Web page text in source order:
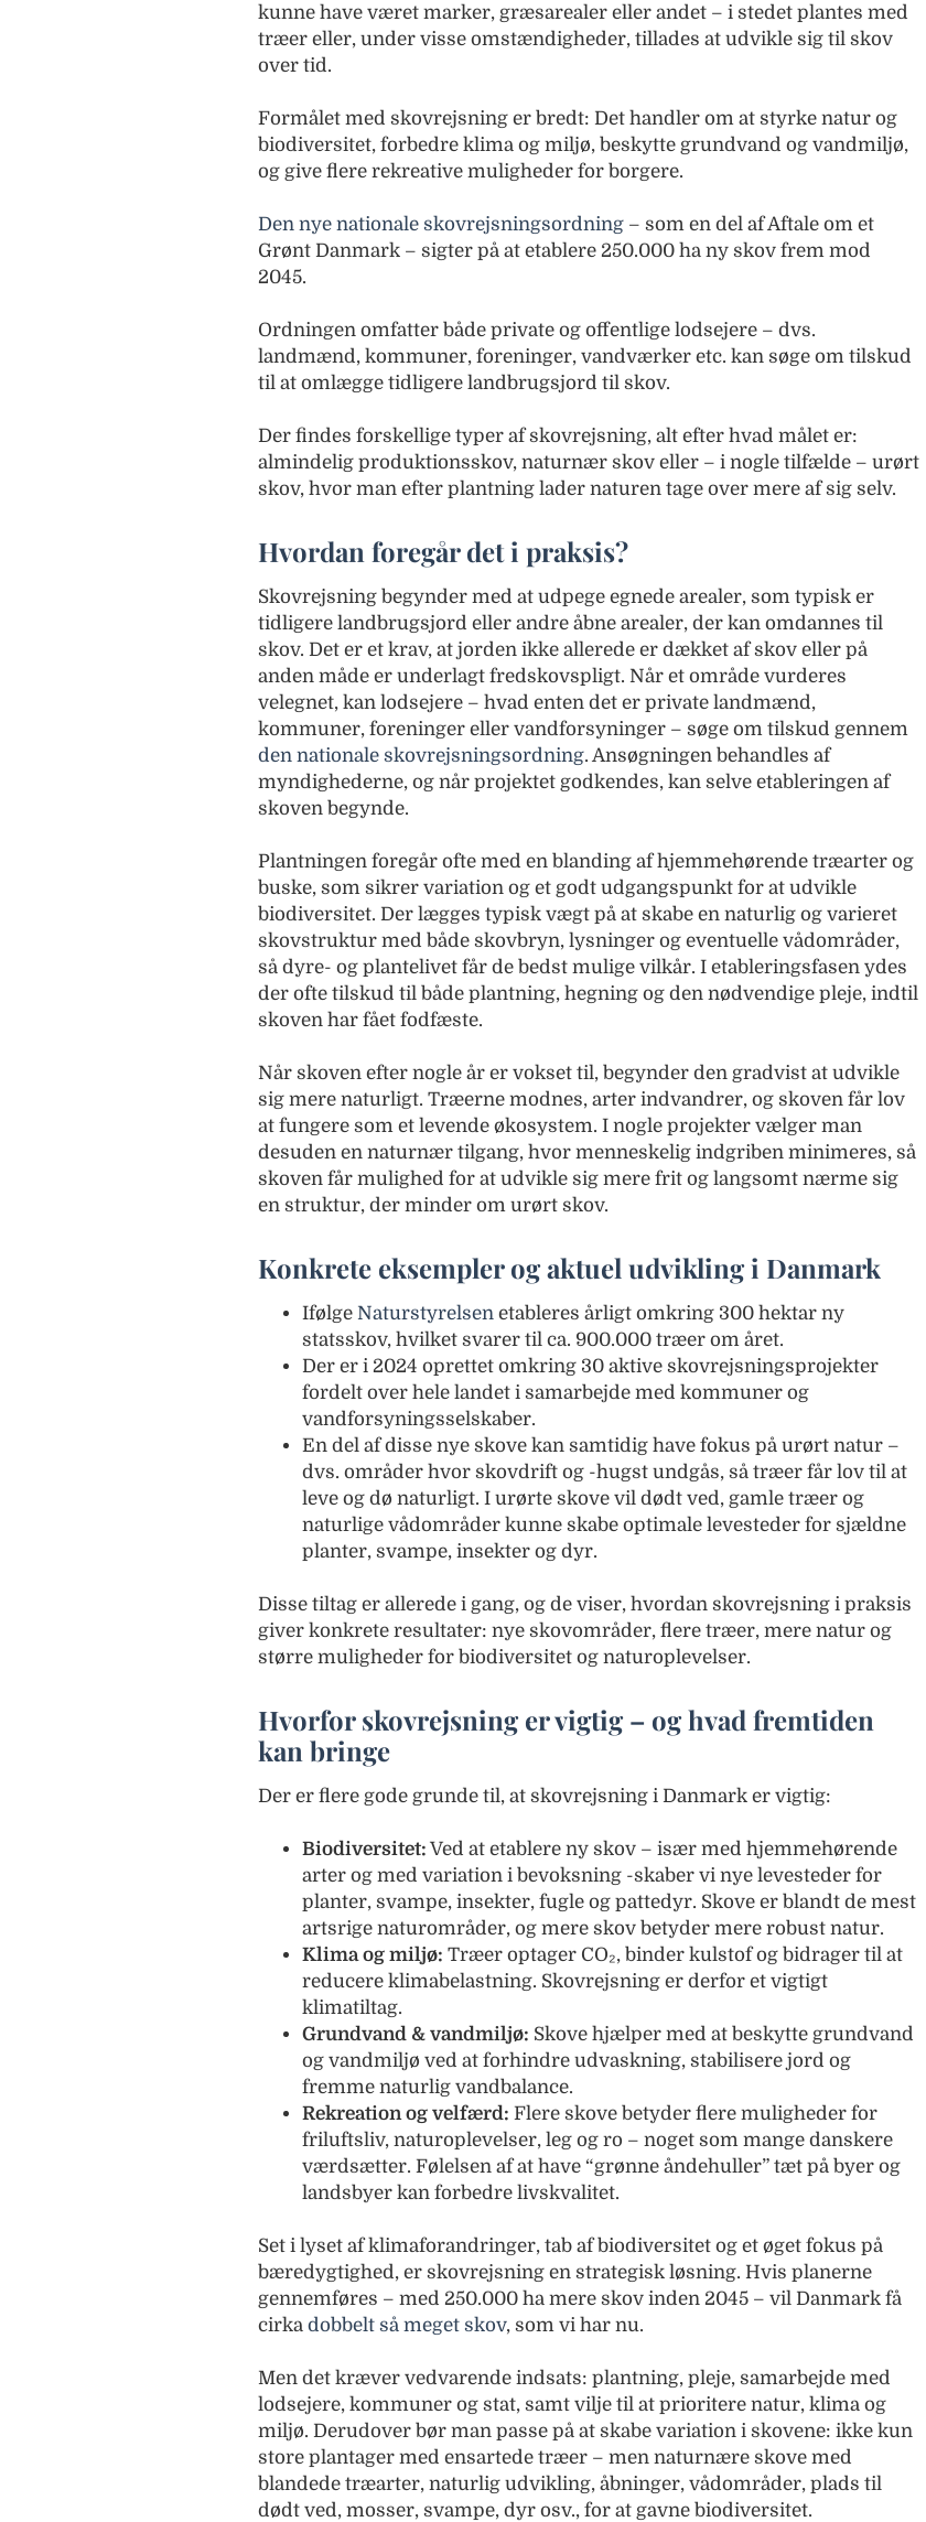
kunne have været marker, græsarealer eller andet – i stedet plantes med
træer eller, under visse omstændigheder, tillades at udvikle sig til skov
over tid.
Formålet med skovrejsning er bredt: Det handler om at styrke natur og
biodiversitet, forbedre klima og miljø, beskytte grundvand og vandmiljø,
og give flere rekreative muligheder for borgere.
Den nye nationale skovrejsningsordning– som en del af Aftale om et
Grønt Danmark – sigter på at etablere 250.000 ha ny skov frem mod
2045.
Ordningen omfatter både private og offentlige lodsejere – dvs.
landmænd, kommuner, foreninger, vandværker etc. kan søge om tilskud
til at omlægge tidligere landbrugsjord til skov.
Der findes forskellige typer af skovrejsning, alt efter hvad målet er:
almindelig produktionsskov, naturnær skov eller – i nogle tilfælde – urørt
skov, hvor man efter plantning lader naturen tage over mere af sig selv.
Hvordan foregår det i praksis?
Skovrejsning begynder med at udpege egnede arealer, som typisk er
tidligere landbrugsjord eller andre åbne arealer, der kan omdannes til
skov. Det er et krav, at jorden ikke allerede er dækket af skov eller på
anden måde er underlagt fredskovspligt. Når et område vurderes
velegnet, kan lodsejere – hvad enten det er private landmænd,
kommuner, foreninger eller vandforsyninger – søge om tilskud gennem
den nationale skovrejsningsordning. Ansøgningen behandles af
myndighederne, og når projektet godkendes, kan selve etableringen af
skoven begynde.
Plantningen foregår ofte med en blanding af hjemmehørende træarter og
buske, som sikrer variation og et godt udgangspunkt for at udvikle
biodiversitet. Der lægges typisk vægt på at skabe en naturlig og varieret
skovstruktur med både skovbryn, lysninger og eventuelle vådområder,
så dyre- og plantelivet får de bedst mulige vilkår. I etableringsfasen ydes
der ofte tilskud til både plantning, hegning og den nødvendige pleje, indtil
skoven har fået fodfæste.
Når skoven efter nogle år er vokset til, begynder den gradvist at udvikle
sig mere naturligt. Træerne modnes, arter indvandrer, og skoven får lov
at fungere som et levende økosystem. I nogle projekter vælger man
desuden en naturnær tilgang, hvor menneskelig indgriben minimeres, så
skoven får mulighed for at udvikle sig mere frit og langsomt nærme sig
en struktur, der minder om urørt skov.
Konkrete eksempler og aktuel udvikling i Danmark
Ifølge Naturstyrelsenetableres årligt omkring 300 hektar ny
statsskov, hvilket svarer til ca. 900.000 træer om året.
Der er i 2024 oprettet omkring 30 aktive skovrejsningsprojekter
fordelt over hele landet i samarbejde med kommuner og
vandforsyningsselskaber.
En del af disse nye skove kan samtidig have fokus på urørt natur –
dvs. områder hvor skovdrift og -hugst undgås, så træer får lov til at
leve og dø naturligt. I urørte skove vil dødt ved, gamle træer og
naturlige vådområder kunne skabe optimale levesteder for sjældne
planter, svampe, insekter og dyr.
Disse tiltag er allerede i gang, og de viser, hvordan skovrejsning i praksis
giver konkrete resultater: nye skovområder, flere træer, mere natur og
større muligheder for biodiversitet og naturoplevelser.
Hvorfor skovrejsning er vigtig – og hvad fremtiden
kan bringe
Der er flere gode grunde til, at skovrejsning i Danmark er vigtig:
Biodiversitet: Ved at etablere ny skov – især med hjemmehørende
arter og med variation i bevoksning -skaber vi nye levesteder for
planter, svampe, insekter, fugle og pattedyr. Skove er blandt de mest
artsrige naturområder, og mere skov betyder mere robust natur.
Klima og miljø: Træer optager CO₂, binder kulstof og bidrager til at
reducere klimabelastning. Skovrejsning er derfor et vigtigt
klimatiltag.
Grundvand & vandmiljø: Skove hjælper med at beskytte grundvand
og vandmiljø ved at forhindre udvaskning, stabilisere jord og
fremme naturlig vandbalance.
Rekreation og velfærd: Flere skove betyder flere muligheder for
friluftsliv, naturoplevelser, leg og ro – noget som mange danskere
værdsætter. Følelsen af at have “grønne åndehuller” tæt på byer og
landsbyer kan forbedre livskvalitet.
Set i lyset af klimaforandringer, tab af biodiversitet og et øget fokus på
bæredygtighed, er skovrejsning en strategisk løsning. Hvis planerne
gennemføres – med 250.000 ha mere skov inden 2045 – vil Danmark få
cirka dobbelt så meget skov, som vi har nu.
Men det kræver vedvarende indsats: plantning, pleje, samarbejde med
lodsejere, kommuner og stat, samt vilje til at prioritere natur, klima og
miljø. Derudover bør man passe på at skabe variation i skovene: ikke kun
store plantager med ensartede træer – men naturnære skove med
blandede træarter, naturlig udvikling, åbninger, vådområder, plads til
dødt ved, mosser, svampe, dyr osv., for at gavne biodiversitet.